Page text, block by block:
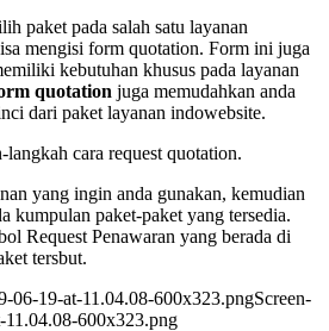
paket pada salah satu layanan
mengisi form quotation. Form ini juga
kebutuhan khusus pada layanan
quotation juga memudahkan anda
dari paket layanan indowebsite.
cara request quotation.
yang ingin anda gunakan, kemudian
kumpulan paket-paket yang tersedia.
Request Penawaran yang berada di
tersbut.
Screen-
11.04.08-600x323.png